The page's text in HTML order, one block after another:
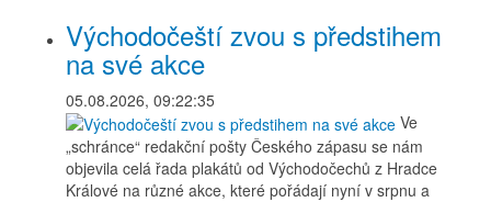
Východočeští zvou s předstihem
na své akce
05.08.2026, 09:22:35
Ve
„schránce“ redakční pošty Českého zápasu se nám
objevila celá řada plakátů od Východočechů z Hradce
Králové na různé akce, které pořádají nyní v srpnu a